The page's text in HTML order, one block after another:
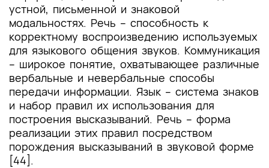
устной, письменной и знаковой
модальностях. Речь – способность к
корректному воспроизведению используемых
для языкового общения звуков. Коммуникация
– широкое понятие, охватывающее различные
вербальные и невербальные способы
передачи информации. Язык – система знаков
и набор правил их использования для
построения высказываний. Речь – форма
реализации этих правил посредством
порождения высказываний в звуковой форме
[44].